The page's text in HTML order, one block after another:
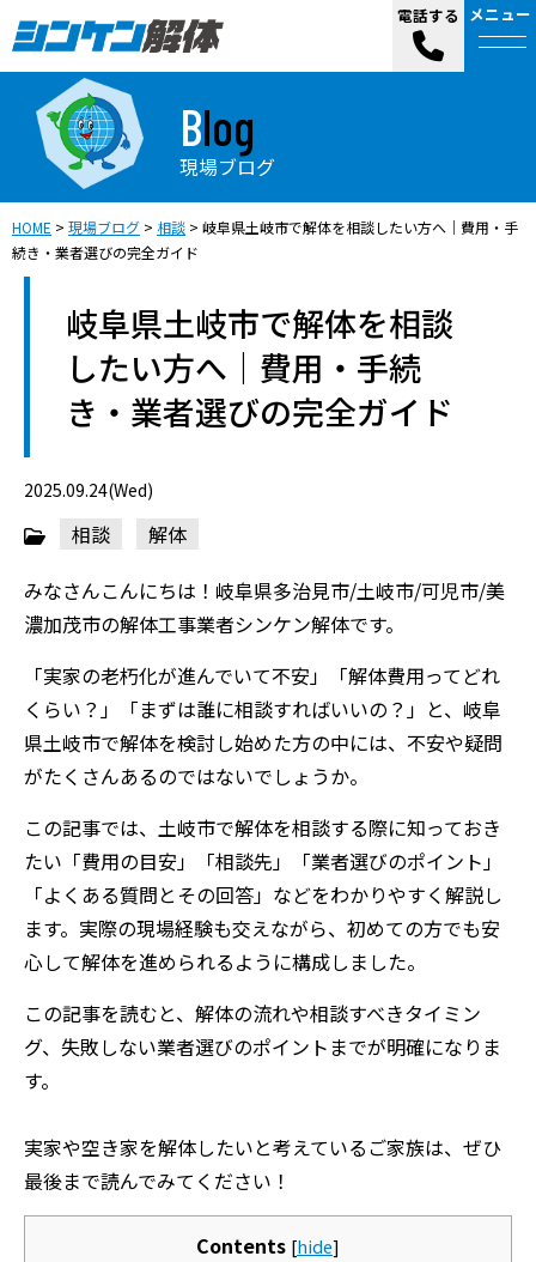
電話する メニュー
Blog
現場ブログ
HOME > 現場ブログ > 相談 > 岐阜県土岐市で解体を相談したい方へ｜費用・手
続き・業者選びの完全ガイド
岐阜県土岐市で解体を相談
したい方へ｜費用・手続
き・業者選びの完全ガイド
2025.09.24(Wed)
相談
解体
みなさんこんにちは！岐阜県多治見市/土岐市/可児市/美
濃加茂市の解体工事業者シンケン解体です。
「実家の老朽化が進んでいて不安」「解体費用ってどれ
くらい？」「まずは誰に相談すればいいの？」と、岐阜
県土岐市で解体を検討し始めた方の中には、不安や疑問
がたくさんあるのではないでしょうか。
この記事では、土岐市で解体を相談する際に知っておき
たい「費用の目安」「相談先」「業者選びのポイント」
「よくある質問とその回答」などをわかりやすく解説し
ます。実際の現場経験も交えながら、初めての方でも安
心して解体を進められるように構成しました。
この記事を読むと、解体の流れや相談すべきタイミン
グ、失敗しない業者選びのポイントまでが明確になりま
す。
実家や空き家を解体したいと考えているご家族は、ぜひ
最後まで読んでみてください！
Contents [hide]